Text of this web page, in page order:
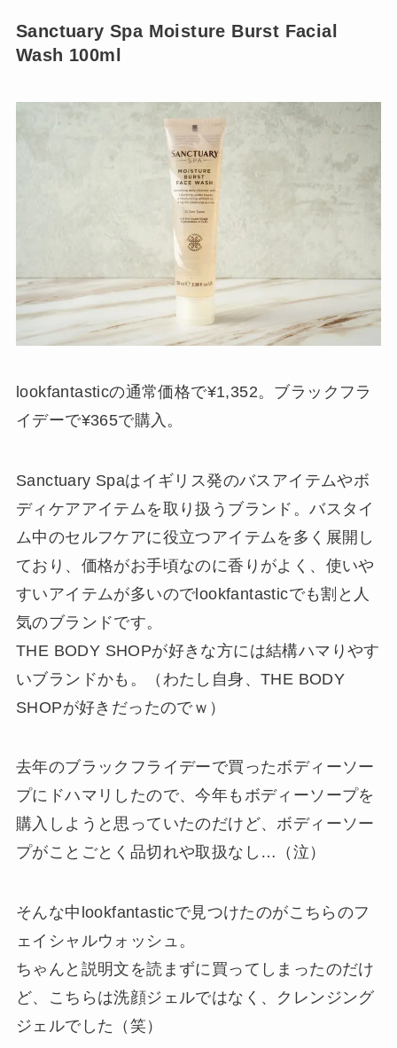
Sanctuary Spa Moisture Burst Facial
Wash 100ml
lookfantasticの通常価格で¥1,352。ブラックフラ
イデーで¥365で購入。
Sanctuary Spaはイギリス発のバスアイテムやボ
ディケアアイテムを取り扱うブランド。バスタイ
ム中のセルフケアに役立つアイテムを多く展開し
ており、価格がお手頃なのに香りがよく、使いや
すいアイテムが多いのでlookfantasticでも割と人
気のブランドです。
THE BODY SHOPが好きな方には結構ハマりやす
いブランドかも。（わたし自身、THE BODY
SHOPが好きだったのでｗ）
去年のブラックフライデーで買ったボディーソー
プにドハマリしたので、今年もボディーソープを
購入しようと思っていたのだけど、ボディーソー
プがことごとく品切れや取扱なし…（泣）
そんな中lookfantasticで見つけたのがこちらのフ
ェイシャルウォッシュ。
ちゃんと説明文を読まずに買ってしまったのだけ
ど、こちらは洗顔ジェルではなく、クレンジング
ジェルでした（笑）